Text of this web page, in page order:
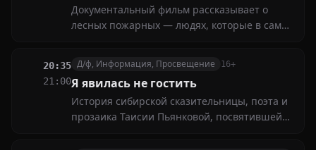
Документальный фильм рассказывает о
лесных пожарных — людях, которые в самые
20:35
21:00
Д/ф, Информация, Просвещение 16+
Я явилась не гостить
История сибирской сказительницы, поэта и
прозаика Таисии Пьянковой, посвятившей